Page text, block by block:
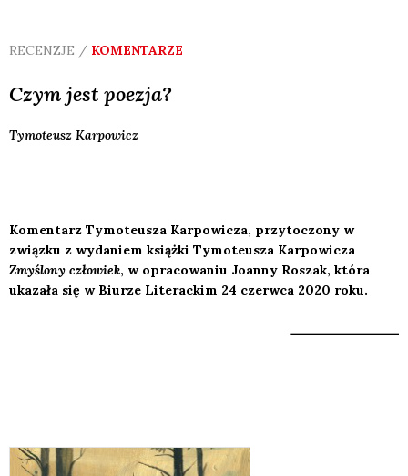
RECENZJE / KOMENTARZE
Czym jest poezja?
Tymoteusz Karpowicz
Komentarz Tymoteusza Karpowicza, przytoczony w
związku z wydaniem książki Tymoteusza Karpowicza
Zmyślony człowiek, w opracowaniu Joanny Roszak, która
ukazała się w Biurze Literackim 24 czerwca 2020 roku.